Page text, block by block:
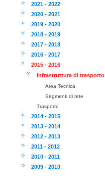
2021 - 2022
2020 - 2021
2019 - 2020
2018 - 2019
2017 - 2018
2016 - 2017
2015 - 2016
Infrastruttura di trasporto
Area Tecnica
Segmenti di rete
Trasporto
2014 - 2015
2013 - 2014
2012 - 2013
2011 - 2012
2010 - 2011
2009 - 2010